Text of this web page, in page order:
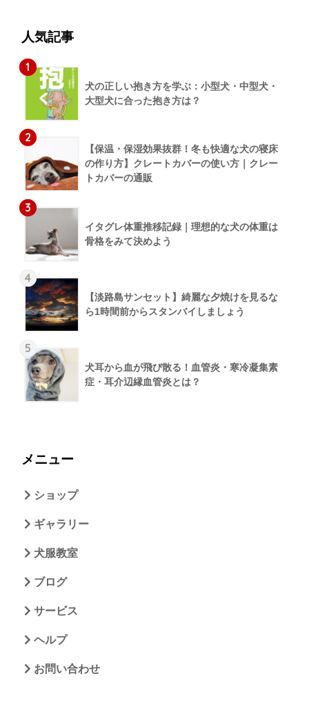
人気記事
1
犬の正しい抱き方を学ぶ：小型犬・中型犬・
大型犬に合った抱き方は？
2
【保温・保湿効果抜群！冬も快適な犬の寝床
の作り方】クレートカバーの使い方｜クレー
トカバーの通販
3
イタグレ体重推移記録｜理想的な犬の体重は
骨格をみて決めよう
4
【淡路島サンセット】綺麗な夕焼けを見るな
ら1時間前からスタンバイしましょう
5
犬耳から血が飛び散る！血管炎・寒冷凝集素
症・耳介辺縁血管炎とは？
メニュー
ショップ
ギャラリー
犬服教室
ブログ
サービス
ヘルプ
お問い合わせ